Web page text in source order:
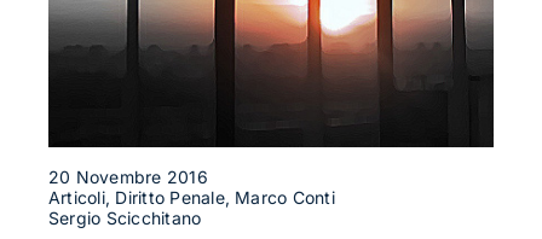
20 Novembre 2016
Articoli, Diritto Penale, Marco Conti
Sergio Scicchitano